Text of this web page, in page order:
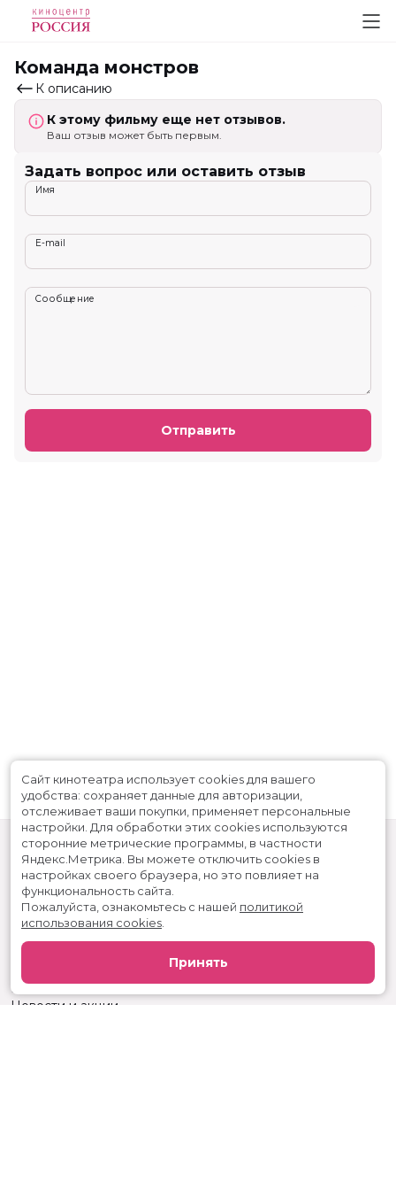
Команда монстров
К описанию
К этому фильму еще нет отзывов.
Ваш отзыв может быть первым.
Задать вопрос или оставить отзыв
Имя
E-mail
Сообщение
Отправить
Скоро в кино
Вакансии
Новости и акции
Сайт кинотеатра использует cookies для вашего
удобства: сохраняет данные для авторизации,
отслеживает ваши покупки, применяет персональные
настройки. Для обработки этих cookies используются
сторонние метрические программы, в частности
Яндекс.Метрика. Вы можете отключить cookies в
настройках своего браузера, но это повлияет на
функциональность сайта.
Пожалуйста, ознакомьтесь с нашей политикой
использования cookies
Принять